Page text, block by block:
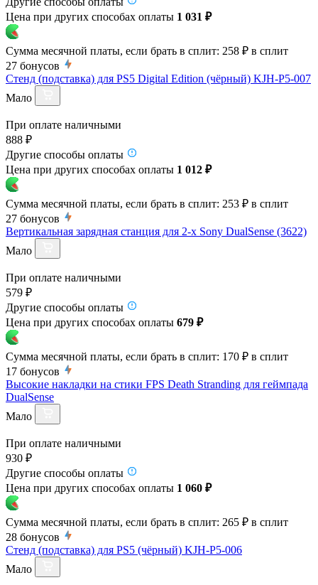
Цена при других способах оплаты 1 031 ₽
Сумма месячной платы, если брать в сплит: 258 ₽ в сплит
27 бонусов
Стенд (подставка) для PS5 Digital Edition (чёрный) KJH-P5-007
Мало
При оплате наличными
888 ₽
Другие способы оплаты
Цена при других способах оплаты 1 012 ₽
Сумма месячной платы, если брать в сплит: 253 ₽ в сплит
27 бонусов
Вертикальная зарядная станция для 2-х Sony DualSense (3622)
Мало
При оплате наличными
579 ₽
Другие способы оплаты
Цена при других способах оплаты 679 ₽
Сумма месячной платы, если брать в сплит: 170 ₽ в сплит
17 бонусов
Высокие накладки на стики FPS Death Stranding для геймпада
DualSense
Мало
При оплате наличными
930 ₽
Другие способы оплаты
Цена при других способах оплаты 1 060 ₽
Сумма месячной платы, если брать в сплит: 265 ₽ в сплит
28 бонусов
Стенд (подставка) для PS5 (чёрный) KJH-P5-006
Мало